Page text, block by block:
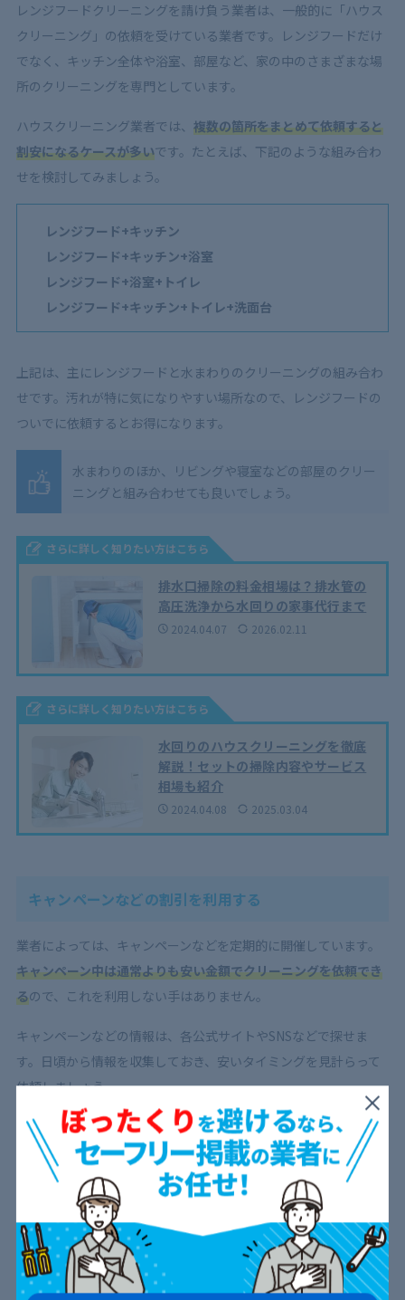
レンジフードクリーニングを請け負う業者は、一般的に「ハウス
クリーニング」の依頼を受けている業者です。レンジフードだけ
でなく、キッチン全体や浴室、部屋など、家の中のさまざまな場
所のクリーニングを専門としています。
ハウスクリーニング業者では、 複数の箇所をまとめて依頼すると
割安になるケースが多いです。たとえば、下記のような組み合わ
せを検討してみましょう。
レンジフード+キッチン
レンジフード+キッチン+浴室
レンジフード+浴室+トイレ
レンジフード+キッチン+トイレ+洗面台
上記は、主にレンジフードと水まわりのクリーニングの組み合わ
せです。汚れが特に気になりやすい場所なので、レンジフードの
ついでに依頼するとお得になります。
水まわりのほか、リビングや寝室などの部屋のクリー
ニングと組み合わせても良いでしょう。
さらに詳しく知りたい方はこちら
排水口掃除の料金相場は？排水管の
高圧洗浄から水回りの家事代行まで
2024.04.07 2026.02.11
さらに詳しく知りたい方はこちら
水回りのハウスクリーニングを徹底
解説！セットの掃除内容やサービス
相場も紹介
2024.04.08 2025.03.04
キャンペーンなどの割引を利用する
業者によっては、キャンペーンなどを定期的に開催しています。
キャンペーン中は通常よりも安い金額でクリーニングを依頼でき
るので、これを利用しない手はありません。
キャンペーンなどの情報は、各公式サイトやSNSなどで探せま
す。日頃から情報を収集しておき、安いタイミングを見計らって
依頼しましょう。
相見積もりを取る
業者によってレンジフードのクリーニング料金は異なるため、
数の業者から見積もりを取って比較検討してみましょう。相見積
もりを取ると、料金が安い業者を見つけやすいです。